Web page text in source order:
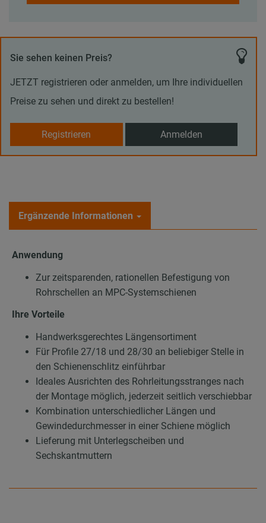
Sie sehen keinen Preis?
JETZT registrieren oder anmelden, um Ihre individuellen
Preise zu sehen und direkt zu bestellen!
Registrieren Anmelden
Ergänzende Informationen
Anwendung
Zur zeitsparenden, rationellen Befestigung von
Rohrschellen an MPC-Systemschienen
Ihre Vorteile
Handwerksgerechtes Längensortiment
Für Profile 27/18 und 28/30 an beliebiger Stelle in
den Schienenschlitz einführbar
Ideales Ausrichten des Rohrleitungsstranges nach
der Montage möglich, jederzeit seitlich verschiebbar
Kombination unterschiedlicher Längen und
Gewindedurchmesser in einer Schiene möglich
Lieferung mit Unterlegscheiben und
Sechskantmuttern